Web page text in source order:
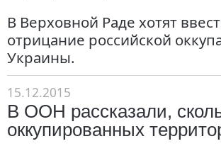
В Верховной Раде хотят
отрицание российской
Украины.
15.12.2015
В ООН рассказали,
оккупированных